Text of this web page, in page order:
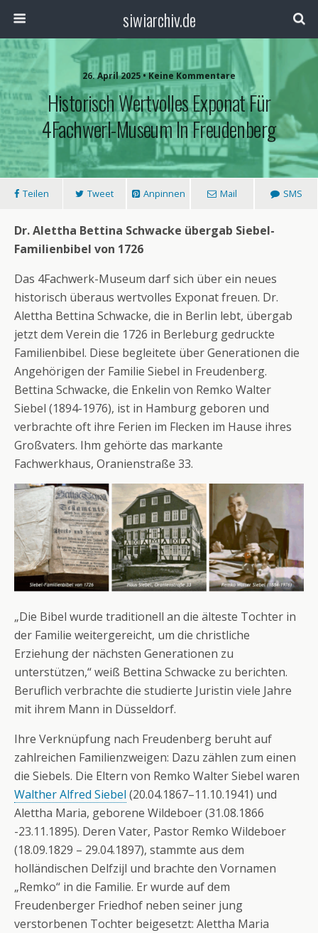
siwiarchiv.de
26. April 2025 • Keine Kommentare
Historisch Wertvolles Exponat Für
4Fachwerl-Museum In Freudenberg
Teilen Tweet Anpinnen Mail SMS
Dr. Alettha Bettina Schwacke übergab Siebel-
Familienbibel von 1726
Das 4Fachwerk-Museum darf sich über ein neues
historisch überaus wertvolles Exponat freuen. Dr.
Alettha Bettina Schwacke, die in Berlin lebt, übergab
jetzt dem Verein die 1726 in Berleburg gedruckte
Familienbibel. Diese begleitete über Generationen die
Angehörigen der Familie Siebel in Freudenberg.
Bettina Schwacke, die Enkelin von Remko Walter
Siebel (1894-1976), ist in Hamburg geboren und
verbrachte oft ihre Ferien im Flecken im Hause ihres
Großvaters. Ihm gehörte das markante
Fachwerkhaus, Oranienstraße 33.
„Die Bibel wurde traditionell an die älteste Tochter in
der Familie weitergereicht, um die christliche
Erziehung der nächsten Generationen zu
unterstützen,“ weiß Bettina Schwacke zu berichten.
Beruflich verbrachte die studierte Juristin viele Jahre
mit ihrem Mann in Düsseldorf.
Ihre Verknüpfung nach Freudenberg beruht auf
zahlreichen Familienzweigen: Dazu zählen zum einen
die Siebels. Die Eltern von Remko Walter Siebel waren
Walther Alfred Siebel (20.04.1867–11.10.1941) und
Alettha Maria, geborene Wildeboer (31.08.1866
-23.11.1895). Deren Vater, Pastor Remko Wildeboer
(18.09.1829 – 29.04.1897), stammte aus dem
holländischen Delfzijl und brachte den Vornamen
„Remko“ in die Familie. Er wurde auf dem
Freudenberger Friedhof neben seiner jung
verstorbenen Tochter beigesetzt: Alettha Maria